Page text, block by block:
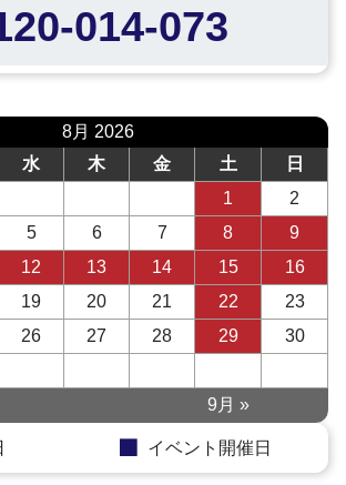
014-073
8月 2026
水 木 金 土
日
1
2
5 6 7 8
9
12 13 14 15
16
19 20 21 22
23
26 27 28 29
30
9月 »
イベント開催日